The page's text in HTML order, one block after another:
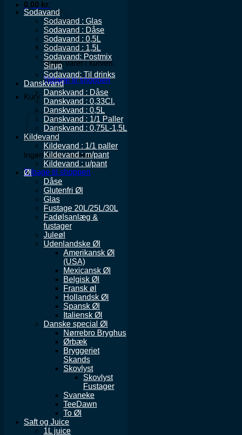
0,00 kr.
Ingen varer i kurven.
Tilbage til shoppen
Kurv
Ingen varer i kurven.
Tilbage til shoppen
Sodavand
Sodavand : Glas
Sodavand : Dåse
Sodavand : 0,5L
Sodavand : 1,5L
Sodavand: Postmix
Sirup
Sodavand: Til drinks
Danskvand
Danskvand : Dåse
Danskvand : 0,33Cl.
Danskvand : 0,5L
Danskvand : 1/1 Paller
Danskvand : 0,75L-1,5L
Kildevand
Kildevand : 1/1 paller
Kildevand : m/pant
Kildevand : u/pant
Øl
Dåse
Glutenfri Øl
Glas
Fustage 20L/25L/30L
Fadølsanlæg &
fustager
Juleøl
Udenlandske Øl
Amerikansk Øl
(USA)
Mexicansk Øl
Belgisk Øl
Fransk øl
Hollandsk Øl
Spansk Øl
Italiensk Øl
Danske special Øl
Nørrebro Bryghus
Ørbæk
Bryggeriet
Skands
Skovlyst
Skovlyst
Fustager
Svaneke
TeeDawn
To Øl
Saft og Juice
1L juice